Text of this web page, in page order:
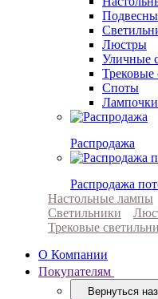
Люстры
Уличные
Трековые
Споты
Лампочки
Распродажа
Распродажа
Настольные лампы
Светильники
Трековые
О Компании
Покупателям
Вернуться